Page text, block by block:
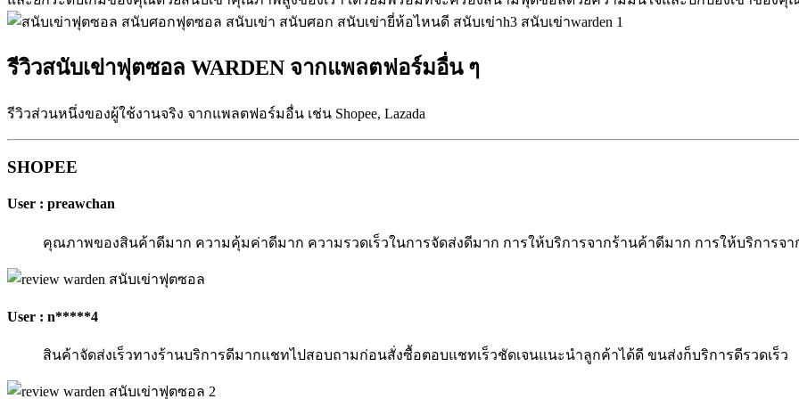
รีวิวสนับเข่าฟุตซอล WARDEN จากแพลตฟอร์มอื่น ๆ
รีวิวส่วนหนึ่งของผู้ใช้งานจริง จากแพลตฟอร์มอื่น เช่น Shopee, Lazada
SHOPEE
User : preawchan
คุณภาพของสินค้าดีมาก ความคุ้มค่าดีมาก ความรวดเร็วในการจัดส่งดีมาก การให้บริการจากร้านค้าดีมาก การให้บริการจ
User : n*****4
สินค้าจัดส่งเร็วทางร้านบริการดีมากแชทไปสอบถามก่อนสั่งซื้อตอบแชทเร็วชัดเจนแนะนำลูกค้าได้ดี ขนส่งก็บริการดีรวดเร็ว